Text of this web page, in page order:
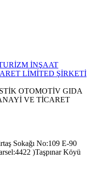
İNŞAAT
LİMİTED ŞİRKETİ
OTOMOTİV GIDA
VE TİCARET
Sokağı No:109 E-90
)Taşpınar Köyü